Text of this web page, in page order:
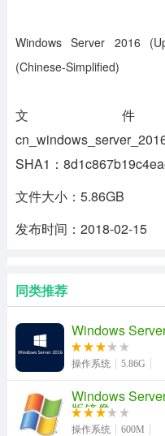
Windows Server 2016
(Chinese-Simplified)
文
SHA1：
文件大小：5.86GB
发布时间：2018-02-15
同类推荐
Windows
操作系统 5.86G
Windows
版镜像
操作系统 600M